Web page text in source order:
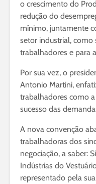
o crescimento do
redução do
mínimo, juntamente
setor industrial, como
trabalhadores e para
Por sua vez, o
Antonio Martini,
trabalhadores como
sucesso das
A nova convenção
trabalhadoras dos
negociação, a saber:
Indústrias do
representado pela